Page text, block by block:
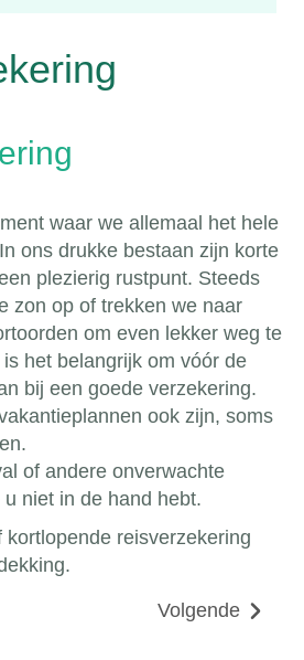
waar we allemaal het hele
ons drukke bestaan zijn korte
plezierig rustpunt. Steeds
zon op of trekken we naar
om even lekker weg te
het belangrijk om vóór de
bij een goede verzekering.
ook zijn, soms
of andere onverwachte
niet in de hand hebt.
kortlopende reisverzekering
Volgende